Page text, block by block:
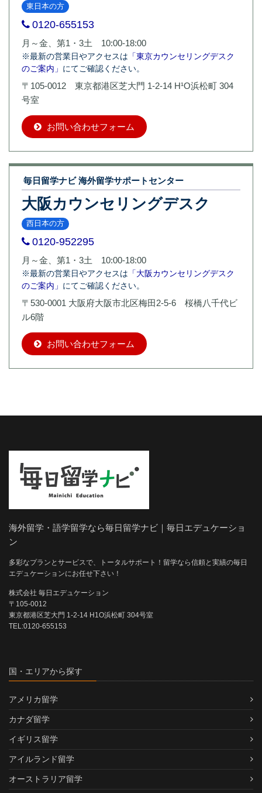
東日本の方
0120-655153
月～金、第1・3土 10:00-18:00
※最新の営業日やアクセスは 「東京カウンセリングデスク
のご案内」 にてご確認ください。
〒105-0012 東京都港区芝大門 1-2-14 H¹O浜松町 304
号室
お問い合わせフォーム
毎日留学ナビ 海外留学サポートセンター
大阪カウンセリングデスク
西日本の方
0120-952295
月～金、第1・3土 10:00-18:00
※最新の営業日やアクセスは 「大阪カウンセリングデスク
のご案内」 にてご確認ください。
〒530-0001 大阪府大阪市北区梅田2-5-6 桜橋八千代ビ
ル6階
お問い合わせフォーム
海外留学・語学留学なら毎日留学ナビ｜毎日エデュケーショ
ン
多彩なプランとサービスで、トータルサポート！留学なら信頼と実績の毎日
エデュケーションにお任せ下さい！
株式会社 毎日エデュケーション
〒105-0012
東京都港区芝大門 1-2-14 H1O浜松町 304号室
TEL:0120-655153
国・エリアから探す
アメリカ留学
カナダ留学
イギリス留学
アイルランド留学
オーストラリア留学